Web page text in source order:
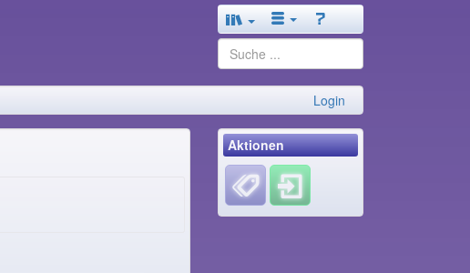
Login
Aktionen